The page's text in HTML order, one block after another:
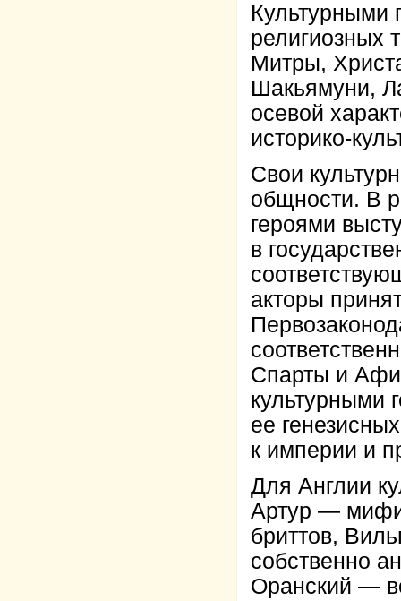
Культурными
религиозных
Митры,
Шакьямуни,
осевой
историко-
Свои
общности. В
героями
в
акторы
Спарты и
культурными
ее
к империи и
Для Англии
Артур —
бриттов,
собственно
Оранский —